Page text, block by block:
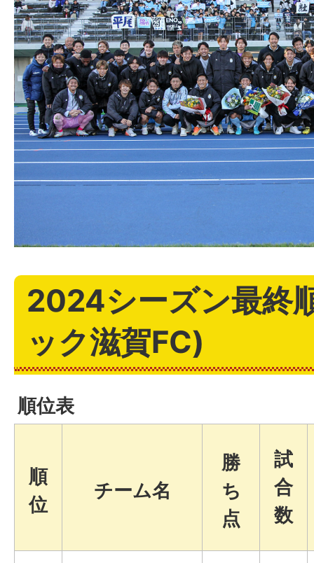
2024シーズン最終
ック滋賀FC)
順位表
順
位
チーム名
勝
ち
点
試
合
数